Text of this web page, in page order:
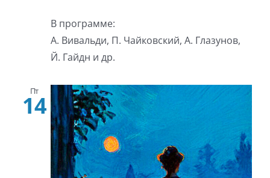
В программе:
А. Вивальди, П. Чайковский, А. Глазунов,
Й. Гайдн и др.
Пт
14